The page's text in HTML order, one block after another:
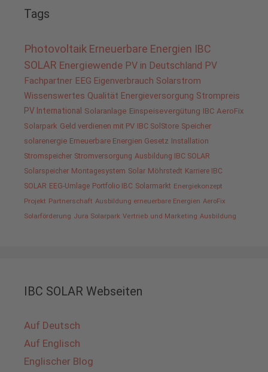
Tags
Photovoltaik Erneuerbare Energien IBC
SOLAR Energiewende PV in Deutschland PV
Fachpartner EEG Eigenverbrauch Solarstrom
Wissenswertes Qualität Energieversorgung Strompreis
PV International Solaranlage Einspeisevergütung IBC AeroFix
Solarpark Geld verdienen mit PV IBC SolStore Speicher
solarenergie Erneuerbare Energien Gesetz Installation
Stromspeicher Stromversorgung Ausbildung IBC SOLAR
Solarspeicher Montagesystem Solar Möhrstedt Karriere IBC
SOLAR EEG-Umlage Portfolio IBC Solarmarkt Energiekonzept
Projekt Partnerschaft Ausbildung erneuerbare Energien AeroFix
Solarförderung Jura Solarpark Vertrieb und Marketing Ausbildung
IBC SOLAR Webseiten
Auf Deutsch
Auf Englisch
Englischer Blog